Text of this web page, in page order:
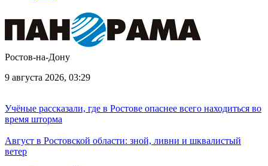
Ростов-на-Дону
9 августа 2026, 03:29
Учёные рассказали, где в Ростове опаснее всего находиться во
время шторма
Август в Ростовской области: зной, ливни и шквалистый
ветер